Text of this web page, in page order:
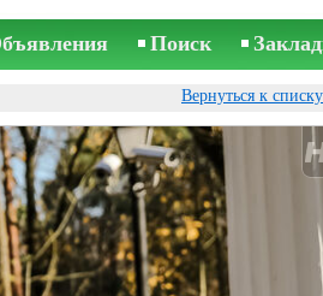
Поиск
Вернуться к